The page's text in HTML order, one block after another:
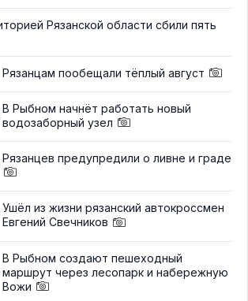
Рязанской области сбили пять
Рязанцам пообещали тёплый август
В Рыбном начнёт работать новый
водозаборный узел
Рязанцев предупредили о ливне и граде
Ушёл из жизни рязанский автокроссмен
Евгений Свечников
В Рыбном создают пешеходный
маршрут через лесопарк и набережную
Вожи